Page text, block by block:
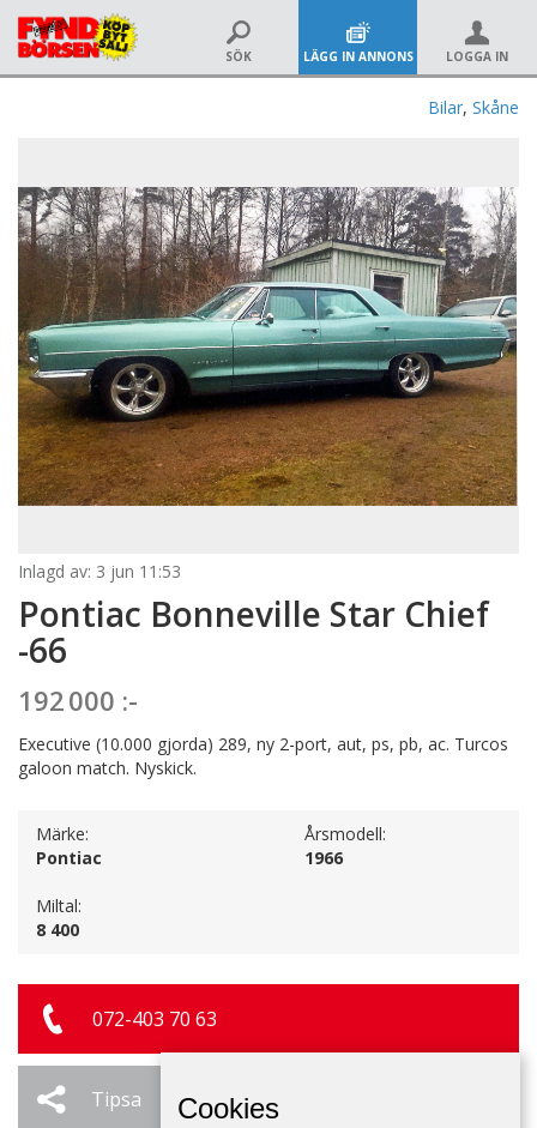
SÖK LÄGG IN ANNONS LOGGA IN
Bilar, Skåne
Inlagd av: 3 jun 11:53
Pontiac Bonneville Star Chief
-66
192 000 :-
Executive (10.000 gjorda) 289, ny 2-port, aut, ps, pb, ac. Turcos
galoon match. Nyskick.
Märke:
Pontiac
Årsmodell:
1966
Miltal:
8 400
072-403 70 63
Tipsa Cookies